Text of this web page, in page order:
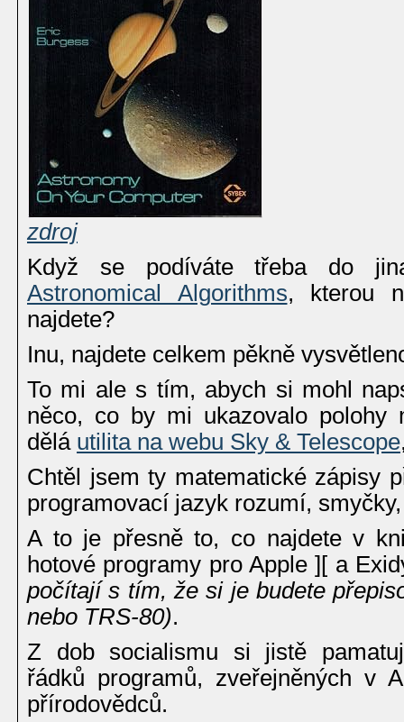
zdroj
Když se podíváte třeba do
Astronomical Algorithms, kterou
najdete?
Inu, najdete celkem pěkně
To mi ale s tím, abych si mohl
něco, co by mi ukazovalo polohy
dělá utilita na webu Sky & Telescope
Chtěl jsem ty matematické zápisy
programovací jazyk rozumí,
A to je přesně to, co najdete v
hotové programy pro Apple ][ a
počítají s tím, že si je budete
nebo TRS-80).
Z dob socialismu si jistě
řádků programů, zveřejněných v
přírodovědců.